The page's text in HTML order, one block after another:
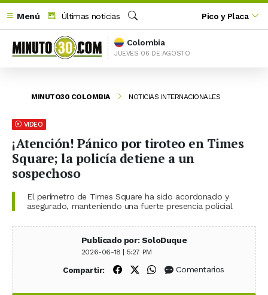
Menú
Últimas noticias
Buscar
Pico y Placa
Colombia
JUEVES 06 DE AGOSTO
MINUTO30 COLOMBIA NOTICIAS INTERNACIONALES
VIDEO
¡Atención! Pánico por tiroteo en Times
Square; la policía detiene a un
sospechoso
El perímetro de Times Square ha sido acordonado y
asegurado, manteniendo una fuerte presencia policial
Publicado por: SoloDuque
2026-06-18 | 5:27 PM
Compartir: Compartir en Facebook
Compartir en X (Twitter)
Compartir en WhatsApp
Comentarios